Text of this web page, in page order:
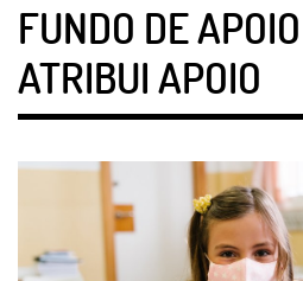
FUNDO DE
ATRIBUI APOIO